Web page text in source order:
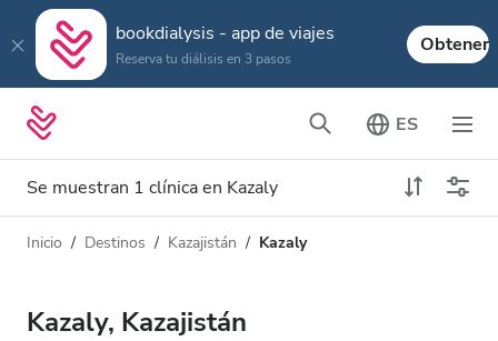
bookdialysis - app de viajes
Reserva tu diálisis en 3 pasos
Obtener
ES
Se muestran 1 clínica en Kazaly
Tipo de diálisis
Todas las diálisis
Distancia
Inicio Destinos Kazajistán Kazaly
Kazaly, Kazajistán